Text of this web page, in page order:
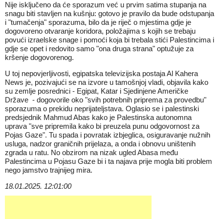
Nije isključeno da će sporazum već u prvim satima stupanja na
snagu biti stavljen na kušnju: gotovo je pravilo da bude odstupanja
i "tumačenja" sporazuma, bilo da je riječ o mjestima gdje je
dogovoreno otvaranje koridora, položajima s kojih se trebaju
povući izraelske snage i pomoći koja bi trebala stići Palestincima i
gdje se opet i redovito samo "ona druga strana" optužuje za
kršenje dogovorenog.
U toj nepovjerljivosti, egipatska televizijska postaja Al Kahera
News je, pozivajući se na izvore u tamošnjoj vladi, objavila kako
su zemlje posrednici - Egipat, Katar i Sjedinjene Američke
Države - dogovorile oko "svih potrebnih priprema za provedbu"
sporazuma o prekidu neprijateljstava. Oglasio se i palestinski
predsjednik Mahmud Abas kako je Palestinska autonomna
uprava "sve pripremila kako bi preuzela punu odgovornost za
Pojas Gaze". Tu spada i povratak izbjeglica, osiguravanje nužnih
usluga, nadzor graničnih prijelaza, a onda i obnovu uništenih
zgrada u ratu. No obzirom na nizak ugled Abasa među
Palestincima u Pojasu Gaze bi i ta najava prije mogla biti problem
nego jamstvo trajnijeg mira.
18.01.2025. 12:01:00